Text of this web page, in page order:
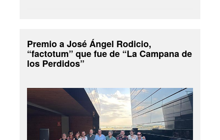
Premio a José Ángel Rodicio,
“factotum” que fue de “La Campana de
los Perdidos”